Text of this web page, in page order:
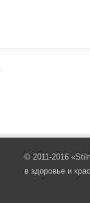
© 2011-2016
в здоровье и